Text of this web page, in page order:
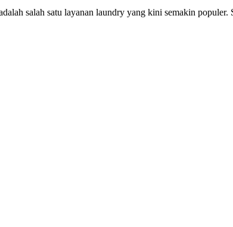
salah satu layanan laundry yang kini semakin populer.